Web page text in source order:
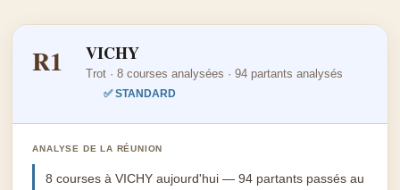
R1 VICHY
Trot · 8 courses analysées · 94 partants analysés
✅ STANDARD
ANALYSE DE LA RÉUNION
8 courses à VICHY aujourd'hui — 94 partants passés au